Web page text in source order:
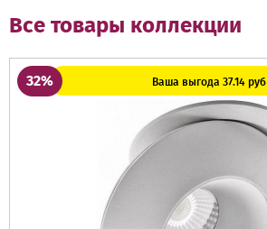
Все товары коллекции
32% Ваша выгода 37.14 руб